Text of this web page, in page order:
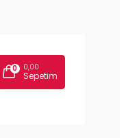
0 0,00
Sepetim